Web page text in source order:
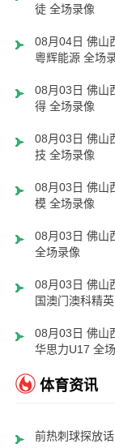
徒 全场录像
08月04日 佛山
粵辉能源 全场
08月03日 佛山
得 全场录像
08月03日 佛山
技 全场录像
08月03日 佛山
模 全场录像
08月03日 佛山
全场录像
08月03日 佛山
国澳门澳科精
08月03日 佛山
华思力U17 全
体育资讯
前热刺球探放